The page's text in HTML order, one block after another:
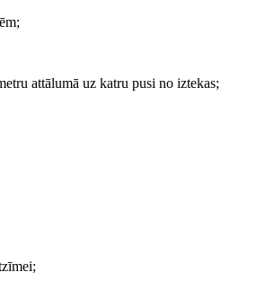
attālumā uz katru pusi no iztekas;